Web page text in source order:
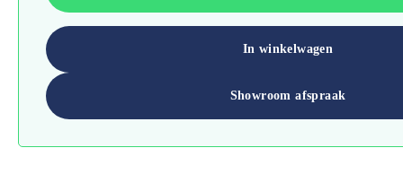
In winkelwagen
Showroom afspraak